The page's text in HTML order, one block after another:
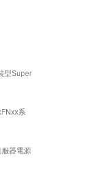
型Super
系
服器電源